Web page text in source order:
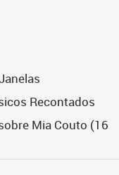
Recontados
Mia Couto (16